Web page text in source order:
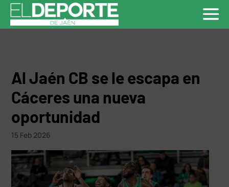
Al Jaén CB se le escapa en
Cáceres una nueva
oportunidad
15 Feb 2026